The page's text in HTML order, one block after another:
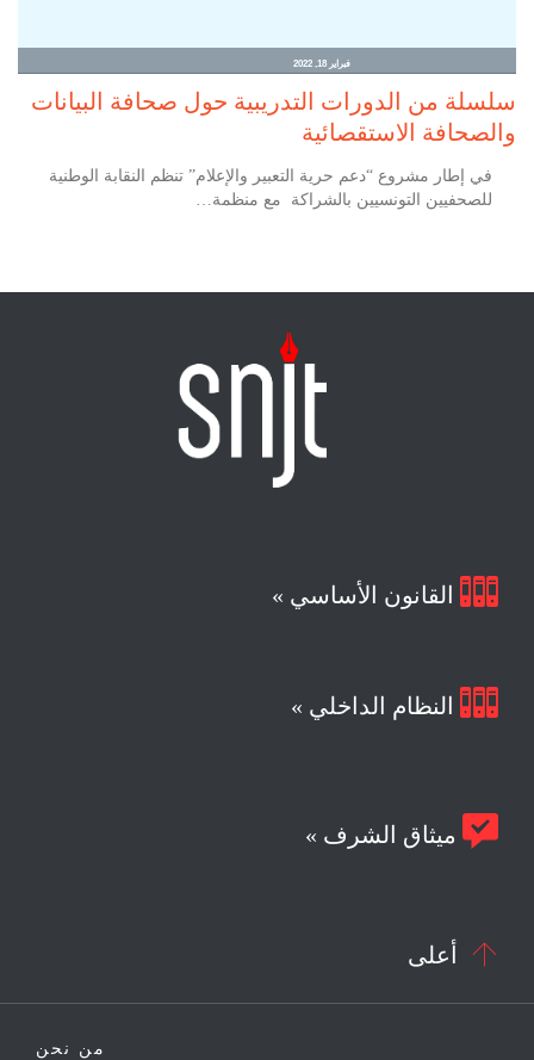
فبراير 18, 2022
سلسلة من الدورات التدريبية حول صحافة البيانات
والصحافة الاستقصائية
في إطار مشروع “دعم حرية التعبير والإعلام” تنظم النقابة الوطنية
للصحفيين التونسيين بالشراكة مع منظمة…
 القانون الأساسي »
 النظام الداخلي »
 ميثاق الشرف »
 أعلى
من نحن